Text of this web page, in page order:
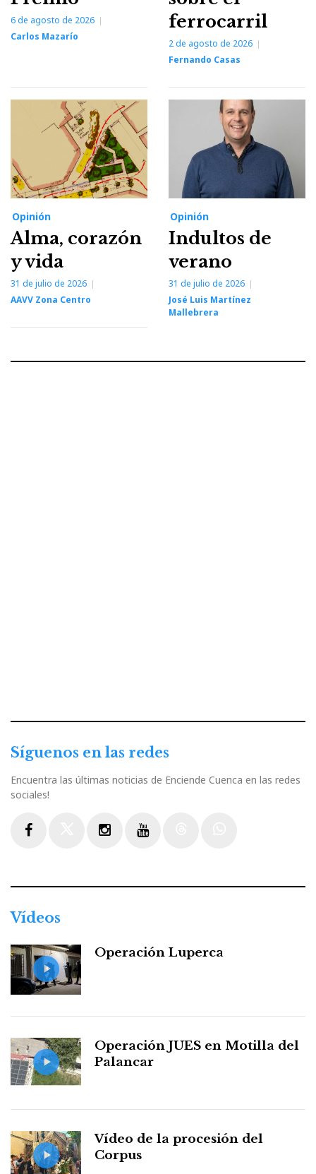
6 de agosto de 2026
Carlos Mazarío
ferrocarril
2 de agosto de 2026
Fernando Casas
Opinión
Alma, corazón
y vida
31 de julio de 2026
AAVV Zona Centro
Opinión
Indultos de
verano
31 de julio de 2026
José Luis Martínez
Mallebrera
Síguenos en las redes
Encuentra las últimas noticias de Enciende Cuenca en las redes
sociales!
Vídeos
Operación Luperca
Operación JUES en Motilla del
Palancar
Vídeo de la procesión del
Corpus